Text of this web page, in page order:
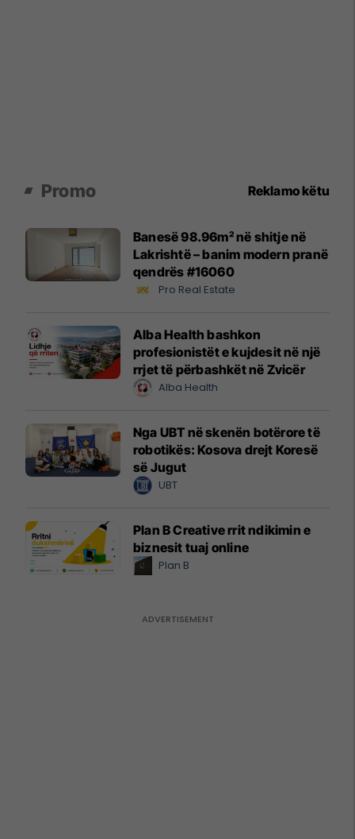
Promo Reklamo këtu
Banesë 98.96m² në shitje në
Lakrishtë – banim modern pranë
qendrës #16060
Pro Real Estate
Alba Health bashkon
profesionistët e kujdesit në një
rrjet të përbashkët në Zvicër
Alba Health
Nga UBT në skenën botërore të
robotikës: Kosova drejt Koresë
së Jugut
UBT
Plan B Creative rrit ndikimin e
biznesit tuaj online
Plan B